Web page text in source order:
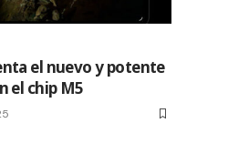
el nuevo y potente
el chip M5